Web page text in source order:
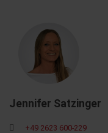
Jennifer Satzinger
+49 2623 600-229